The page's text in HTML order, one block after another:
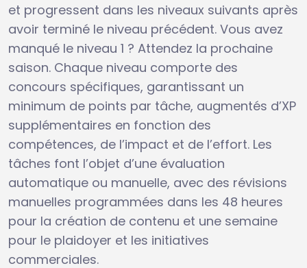
et progressent dans les niveaux suivants après
avoir terminé le niveau précédent. Vous avez
manqué le niveau 1 ? Attendez la prochaine
saison. Chaque niveau comporte des
concours spécifiques, garantissant un
minimum de points par tâche, augmentés d’XP
supplémentaires en fonction des
compétences, de l’impact et de l’effort. Les
tâches font l’objet d’une évaluation
automatique ou manuelle, avec des révisions
manuelles programmées dans les 48 heures
pour la création de contenu et une semaine
pour le plaidoyer et les initiatives
commerciales.